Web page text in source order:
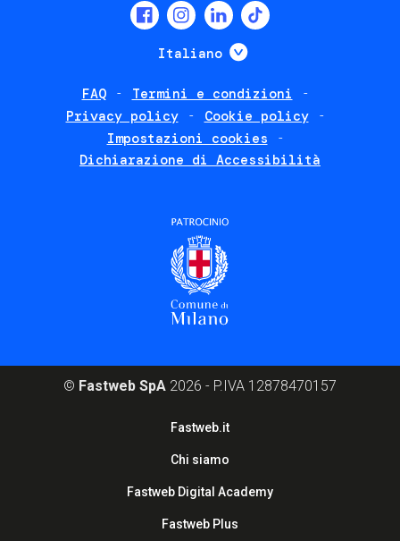
Italiano Mostra ulteriori
FAQ
Termini e condizioni
Privacy policy
Cookie policy
Impostazioni cookies
Dichiarazione di Accessibilità
© Fastweb SpA 2026 - P.IVA 12878470157
Fastweb.it
Chi siamo
Fastweb Digital Academy
Fastweb Plus